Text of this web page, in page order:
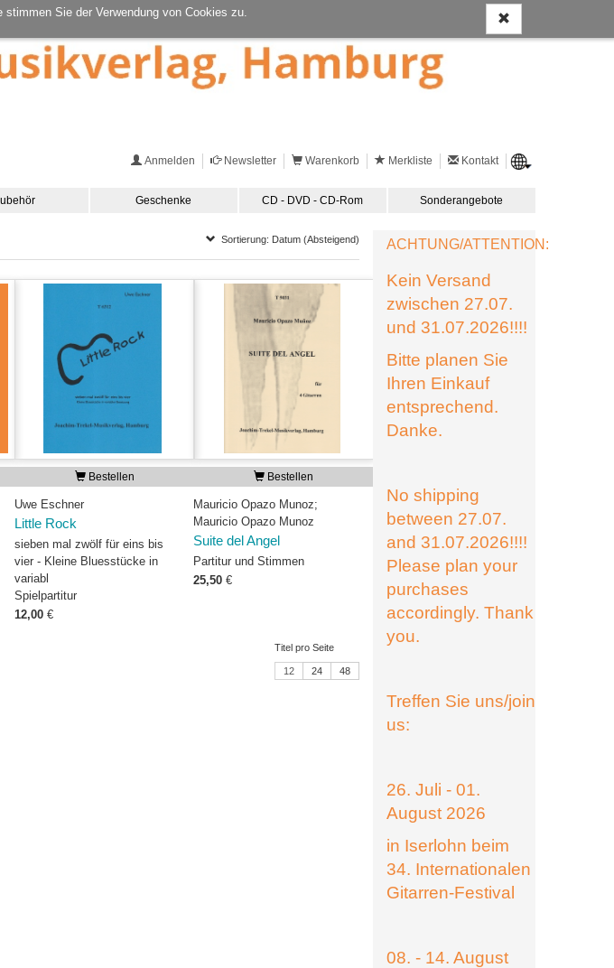
Sie der Verwendung von Cookies zu.
Anmelden Newsletter Warenkorb Merkliste Kontakt
Geschenke CD - DVD - CD-Rom Sonderangebote
Sortierung: Datum (Absteigend)
Bestellen
Uwe Eschner
Little Rock
sieben mal zwölf für eins bis
vier - Kleine Bluesstücke in
variabl
Spielpartitur
12,00 €
Bestellen
Mauricio Opazo Munoz;
Mauricio Opazo Munoz
Suite del Angel
Partitur und Stimmen
25,50€
Titel pro Seite
12 24 48
ACHTUNG/ATTENTION:
Kein Versand
zwischen 27.07.
und 31.07.2026!!!!
Bitte planen Sie
Ihren Einkauf
entsprechend.
Danke.
No shipping
between 27.07.
and 31.07.2026!!!!
Please plan your
purchases
accordingly. Thank
you.
Treffen Sie uns/join
us:
26. Juli - 01.
August 2026
in Iserlohn beim
34. Internationalen
Gitarren-Festival
08. - 14. August